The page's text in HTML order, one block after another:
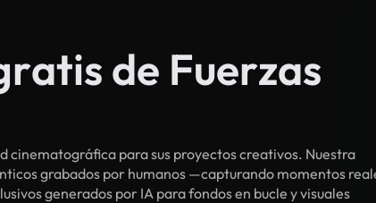
de Fuerzas
cinematográfica para sus proyectos creativos. Nuestra
grabados por humanos —capturando momentos
generados por IA para fondos en bucle y visuales